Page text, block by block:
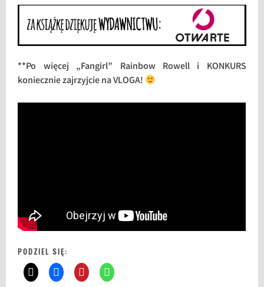
**Po więcej „Fangirl” Rainbow Rowell i KONKURS
koniecznie zajrzyjcie na VLOGA!
PODZIEL SIĘ: